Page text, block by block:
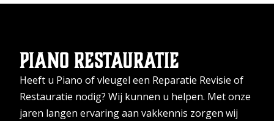
Piano restauratie
Heeft u Piano of vleugel een Reparatie Revisie of
Restauratie nodig? Wij kunnen u helpen. Met onze
jaren langen ervaring aan vakkennis zorgen wij